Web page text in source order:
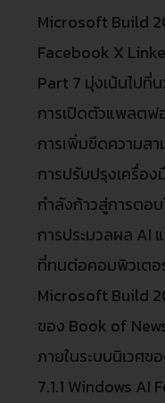
Microsoft Build
Facebook X
Part 7 มุ่งเน้นไปที่
การเปิดตัวแพลต
การเพิ่มขีดความส
การปรับปรุงเครื่อ
กำลังก้าวสู่การตอ
การประมวลผล AI
ที่ทนต่อคอมพิวเตอ
Microsoft Build
ของ Book of
ภายในระบบนิเวศข
7.1.1 Windows